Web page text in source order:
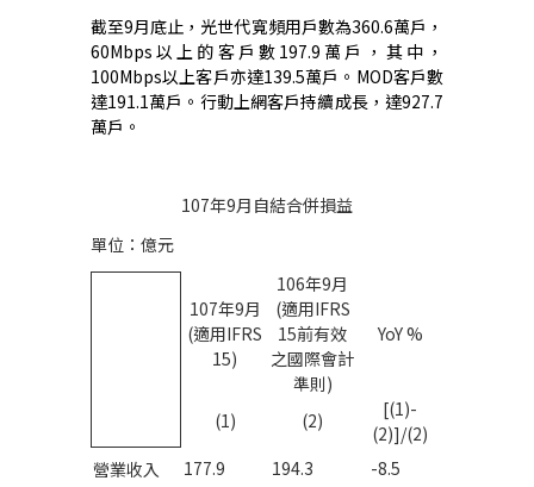
截至9月底止，光世代寬頻用戶數為360.6萬戶，
60Mbps 以上的客戶數 197.9 萬戶，其中，
100Mbps以上客戶亦達139.5萬戶。 MOD客戶數
達191.1萬戶 。行動上網客戶持續成長，達927.7
萬戶。
107年9月自結合併損益
單位：億元
107年9月
(適用IFRS
15)
106年9月
(適用IFRS
15前有效
之國際會計
準則)
YoY %
(1) (2)
[(1)-
(2)]/(2)
營業收入
177.9 194.3
-8.5